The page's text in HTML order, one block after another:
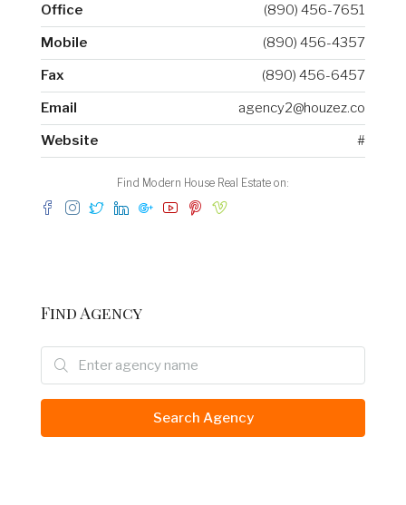
Office
(890) 456-7651
Mobile
(890) 456-4357
Fax
(890) 456-6457
Email
agency2@houzez.co
Website
#
Find Modern House Real Estate on:
Find Agency
Search Agency